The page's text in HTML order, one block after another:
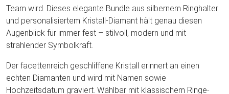
Team wird. Dieses elegante Bundle aus silbernem Ringhalter
und personalisiertem Kristall-Diamant hält genau diesen
Augenblick für immer fest – stilvoll, modern und mit
strahlender Symbolkraft.
Der facettenreich geschliffene Kristall erinnert an einen
echten Diamanten und wird mit Namen sowie
Hochzeitsdatum graviert. Wählbar mit klassischem Ringe-